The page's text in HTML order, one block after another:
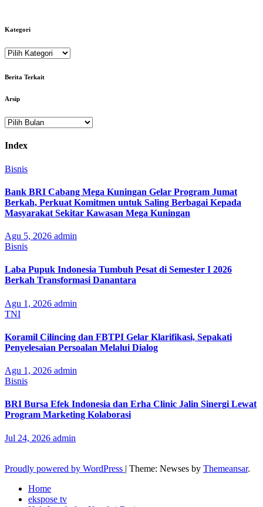
Kategori
Kategori
Berita Terkait
Arsip
Arsip
Index
Bisnis
Bank BRI Cabang Mega Kuningan Gelar Program Jumat
Berkah, Perkuat Komitmen untuk Saling Berbagai Kepada
Masyarakat Sekitar Kawasan Mega Kuningan
Agu 5, 2026 admin
Bisnis
Laba Pupuk Indonesia Tumbuh Pesat di Semester I 2026
Berkah Transformasi Danantara
Agu 1, 2026 admin
TNI
Koramil Cilincing dan FBTPI Gelar Klarifikasi, Sepakati
Penyelesaian Persoalan Melalui Dialog
Agu 1, 2026 admin
Bisnis
BRI Bursa Efek Indonesia dan Erha Clinic Jalin Sinergi Lewat
Program Marketing Kolaborasi
Jul 24, 2026 admin
Proudly powered by WordPress | Theme: Newses by Themeansar.
Home
ekspose tv